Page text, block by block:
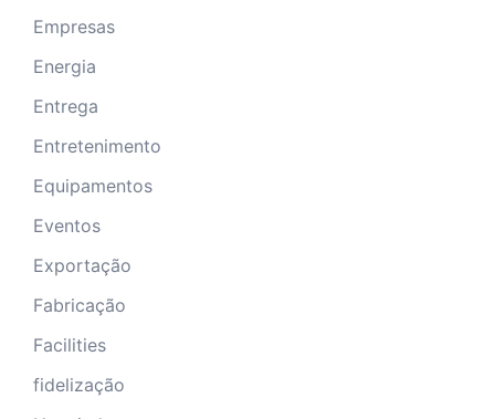
Empresas
Energia
Entrega
Entretenimento
Equipamentos
Eventos
Exportação
Fabricação
Facilities
fidelização